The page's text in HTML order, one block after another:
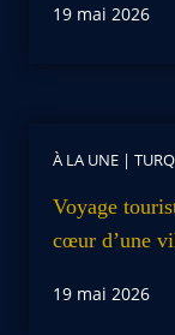
19 mai 2026
À LA UNE |
Voyage
cœur d’une
19 mai 2026